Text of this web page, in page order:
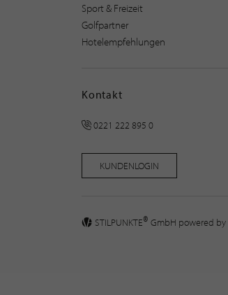
Sport & Freizeit
Golfpartner
Hotelempfehlungen
Kontakt
0221 222 895 0
KUNDENLOGIN
STILPUNKTE® GmbH powered by